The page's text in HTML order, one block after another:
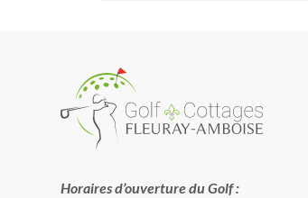
Horaires d’ouverture du Golf :